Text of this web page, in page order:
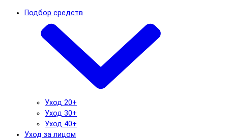
Подбор средств
Уход 20+
Уход 30+
Уход 40+
Уход за лицом